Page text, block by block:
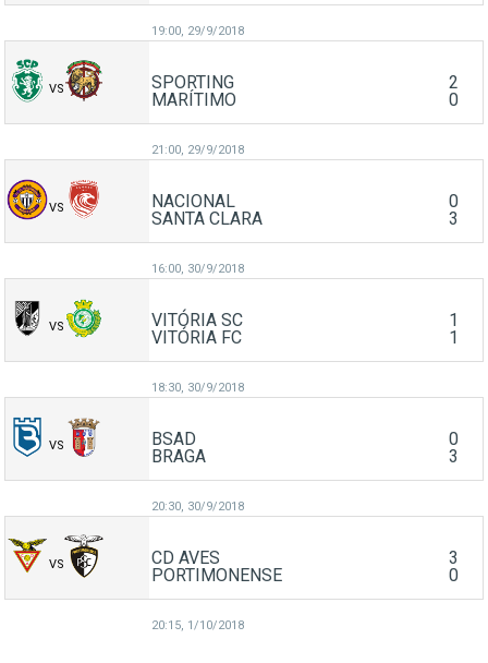
19:00, 29/9/2018
VS SPORTING
2
MARÍTIMO
0
21:00, 29/9/2018
VS NACIONAL
0
SANTA CLARA
3
16:00, 30/9/2018
VS VITÓRIA SC
1
VITÓRIA FC
1
18:30, 30/9/2018
VS BSAD
0
BRAGA
3
20:30, 30/9/2018
VS CD AVES
3
PORTIMONENSE
0
20:15, 1/10/2018